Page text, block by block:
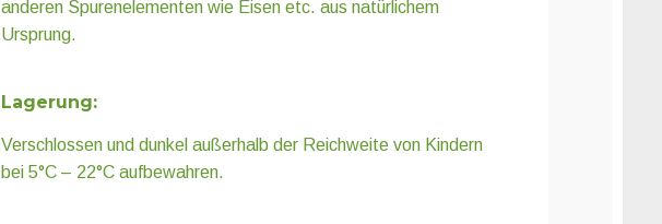
anderen Spurenelementen wie Eisen etc. aus natürlichem
Ursprung.
Lagerung:
Verschlossen und dunkel außerhalb der Reichweite von Kindern
bei 5°C – 22°C aufbewahren.